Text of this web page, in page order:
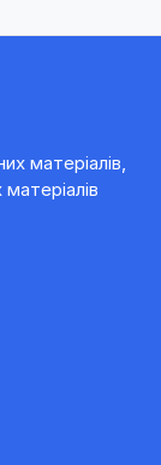
матеріалів,